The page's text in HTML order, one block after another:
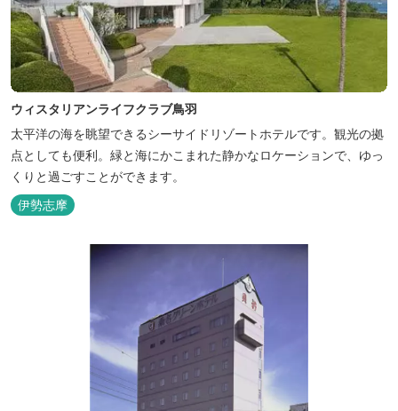
ウィスタリアンライフクラブ鳥羽
太平洋の海を眺望できるシーサイドリゾートホテルです。観光の拠
点としても便利。緑と海にかこまれた静かなロケーションで、ゆっ
くりと過ごすことができます。
伊勢志摩